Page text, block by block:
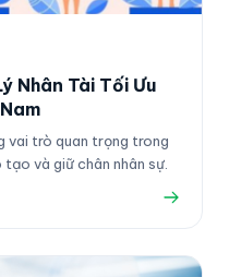
Nhân Tài Tối Ưu
vai trò quan trọng trong
và giữ chân nhân sự.